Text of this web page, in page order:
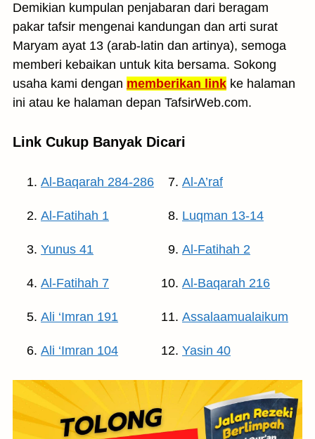
Demikian kumpulan penjabaran dari beragam
pakar tafsir mengenai kandungan dan arti surat
Maryam ayat 13 (arab-latin dan artinya), semoga
memberi kebaikan untuk kita bersama. Sokong
usaha kami dengan memberikan link ke halaman
ini atau ke halaman depan TafsirWeb.com.
Link Cukup Banyak Dicari
Al-Baqarah 284-286
Al-Fatihah 1
Yunus 41
Al-Fatihah 7
Ali ‘Imran 191
Ali ‘Imran 104
Al-A’raf
Luqman 13-14
Al-Fatihah 2
Al-Baqarah 216
Assalaamualaikum
Yasin 40